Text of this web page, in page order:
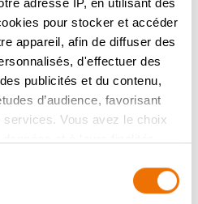
adresse IP, en utilisant des
pour stocker et accéder
appareil, afin de diffuser des
d'effectuer des
publicités et du contenu,
d’audience, favorisant
services. Vous avez le choix
Déclaration relative aux
l'icône de confidentialité.
PROMESSES DE DOVY
EN 10 ÉTAPES
DURABLE